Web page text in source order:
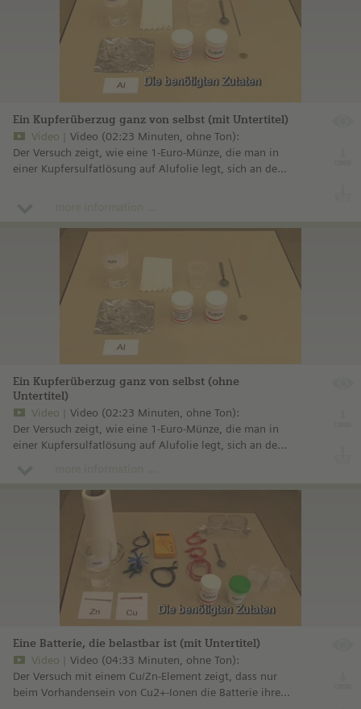
Ein Kupferüberzug ganz von selbst (mit Untertitel)
Video
Video (02:23 Minuten, ohne Ton):
Der Versuch zeigt, wie eine 1-Euro-Münze, die man in
einer Kupfersulfatlösung auf Alufolie legt, sich an der
Ein Kupferüberzug ganz von selbst (ohne
Untertitel)
Video
Video (02:23 Minuten, ohne Ton):
Der Versuch zeigt, wie eine 1-Euro-Münze, die man in
einer Kupfersulfatlösung auf Alufolie legt, sich an der
Eine Batterie, die belastbar ist (mit Untertitel)
Video
Video (04:33 Minuten, ohne Ton):
Der Versuch mit einem Cu/Zn-Element zeigt, dass nur
beim Vorhandensein von Cu2+-Ionen die Batterie ihre